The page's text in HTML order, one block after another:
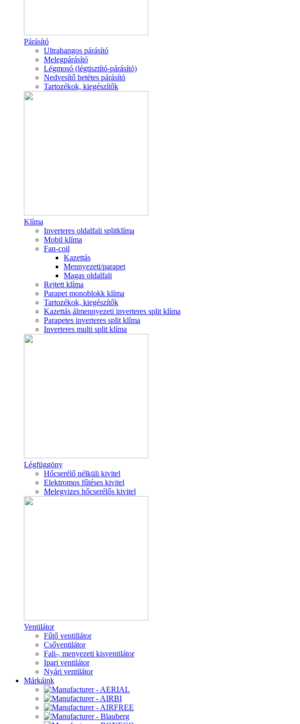
Párásító
Ultrahangos párásító
Melegpárásító
Légmosó (légtisztító-párásító)
Nedvesítő betétes párásító
Tartozékok, kiegészítők
Klíma
Inverteres oldalfali splitklíma
Mobil klíma
Fan-coil
Kazettás
Mennyezeti/parapet
Magas oldalfali
Rejtett klíma
Parapet monoblokk klíma
Tartozékok, kiegészítők
Kazettás álmennyezeti inverteres split klíma
Parapetes inverteres split klíma
Inverteres multi split klíma
Légfüggöny
Hőcserélő nélküli kivitel
Elektromos fűtéses kivitel
Melegvizes hőcserélős kivitel
Ventilátor
Fűtő ventillátor
Csőventilátor
Fali-, menyezeti kisventilátor
Ipari ventilátor
Nyári ventilátor
Márkáink